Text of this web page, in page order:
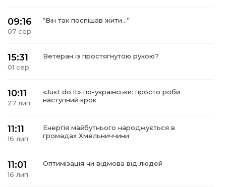
09:16
07 сер
“Він так поспішав жити…”
15:31
01 сер
Ветеран із простягнутою рукою?
10:11
27 лип
«Just do it» по-українськи: просто роби
наступний крок
11:11
16 лип
Енергія майбутнього народжується в
громадах Хмельниччини
11:01
16 лип
Оптимізація чи відмова від людей